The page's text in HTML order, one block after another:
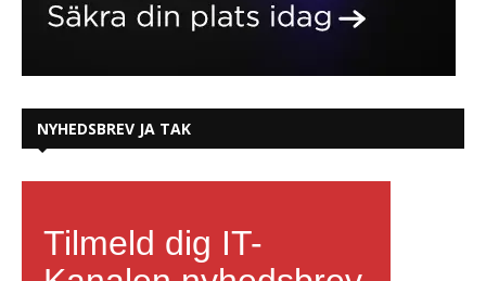
NYHEDSBREV JA TAK